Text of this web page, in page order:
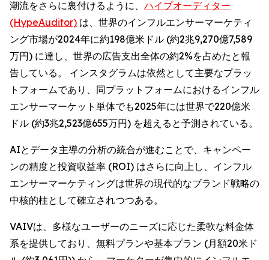
潮流をさらに裏付けるように、 ハイプオーディター
(HypeAuditor) は、世界のインフルエンサーマーケティ
ング市場が2024年に約198億米ドル (約2兆9,270億7,589
万円) に達し、世界の広告支出全体の約2%を占めたと報
告している。 インスタグラムは依然として主要なプラッ
トフォームであり、同プラットフォームにおけるインフル
エンサーマーケット単体でも2025年には世界で220億米
ドル (約3兆2,523億655万円) を超えると予測されている。
AIとデータ主導の分析の統合が進むことで、キャンペー
ンの精度と投資収益率 (ROI) はさらに向上し、インフル
エンサーマーケティングは世界の現代的なブランド戦略の
中核的柱として確立されつつある。
VAIVは、多様なユーザーのニーズに応じた柔軟な料金体
系を提供しており、無料プランや基本プラン (月額20米ド